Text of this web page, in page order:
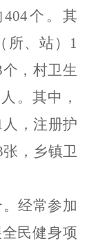
404个。其
、站） 1
个，村卫生
人。其中，
人，注册护
张，乡镇卫
经常参加
民健身项